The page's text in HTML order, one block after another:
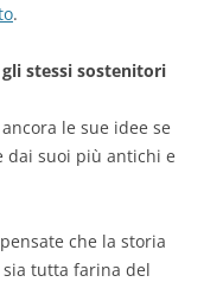
.
stessi sostenitori
le sue idee se
dai suoi più antichi e
che la storia
sia tutta farina del